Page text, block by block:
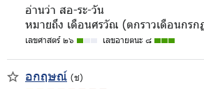
อ่านว่า สอ-ระ-วัน
หมายถึง เดือนศรวัณ (ตกราวเดือนกร
เลขศาสตร์ ๒๖ เลขอายตนะ ๘
อกฤษณ์ (ช)